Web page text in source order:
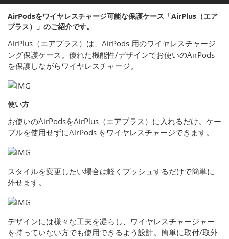
AirPodsをワイヤレスチャージ可能な保護ケース「AirPlus（エア
プラス）」のご紹介です。
AirPlus（エアプラス）は、AirPods 用のワイヤレスチャージ
ング保護ケース。優れた機能性/デザインでお使いのAirPods
を保護しながらワイヤレスチャージ。
使い方
お使いのAirPodsをAirPlus（エアプラス）に入れるだけ。ケー
ブルを使用せずにAirPods をワイヤレスチャージできます。
スタイルを変更したい場合は軽くプッシュするだけで簡単に
外せます。
デザインには様々な工夫を凝らし、ワイヤレスチャージャー
を持っていない方でも使用できるよう設計。簡単に取付/取外